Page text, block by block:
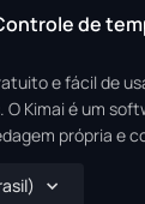
de
e fácil de
O Kimai é um
própria e